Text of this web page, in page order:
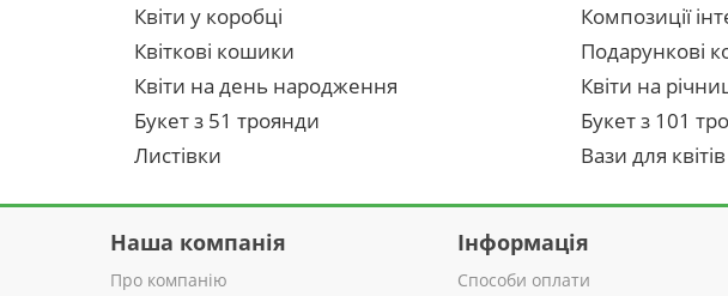
Квіти у коробці
Композиції
Квіткові кошики
Подарункові
Квіти на день народження
Квіти на
Букет з 51 троянди
Букет з 101
Листівки
Вази для квітів
Наша компанія
Про компанію
Інформація
Способи оплати